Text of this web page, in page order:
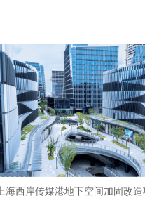
上海西岸传媒港地下空间加固改造